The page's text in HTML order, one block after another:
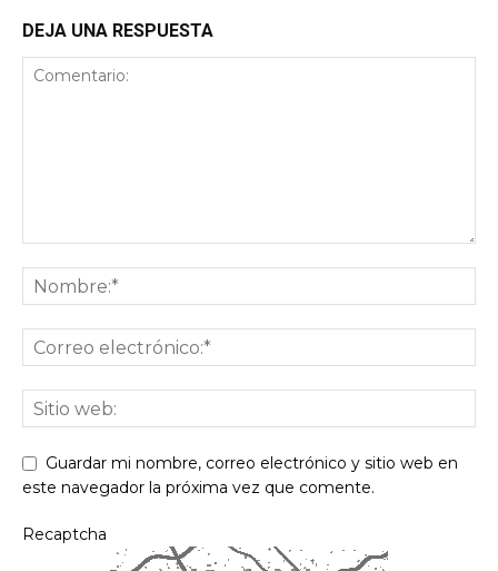
DEJA UNA RESPUESTA
Guardar mi nombre, correo electrónico y sitio web en
este navegador la próxima vez que comente.
Recaptcha